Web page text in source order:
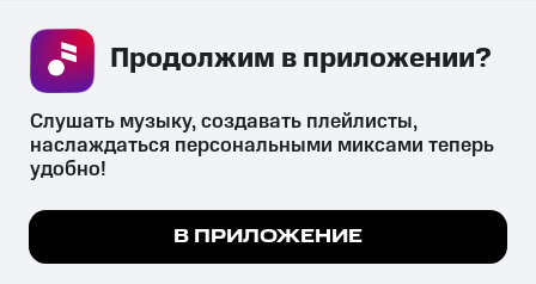
СКАЧАТЬ ПРИЛОЖЕНИЕ
психотропных веществ, их аналогов причиняет вред здоровью,
их незаконный оборот запрещён и влечёт установленную
законодательством ответственность.
Мы используем куки, чтобы на сайте все
Подробнее
Слушать музыку, создавать плейлисты,
наслаждаться персональными миксами теперь
удобно!
В ПРИЛОЖЕНИЕ